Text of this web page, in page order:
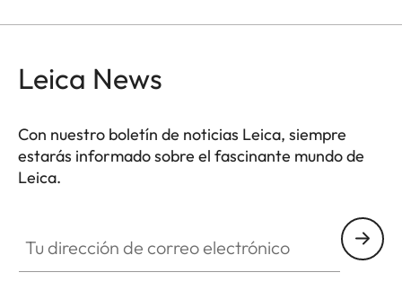
usen mayores aperturas para capturar fotos y
superficial.
Leica News
Con nuestro boletín de noticias Leica, siempre
estarás informado sobre el fascinante mundo de
Leica.